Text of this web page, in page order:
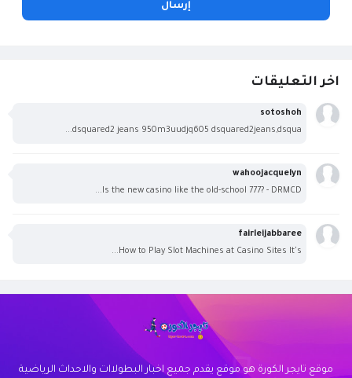
اخر التعليقات
sotoshoh
dsquared2 jeans 950m3uudjq605 dsquared2jeans,dsqua...
wahoojacquelyn
Is the new casino like the old-school 777? - DRMCD...
fairleijabbaree
How to Play Slot Machines at Casino Sites It's...
موقع تايجر الكورة هو موقع يقدم جميع اخبار البطولاات والاحداث الرياضية